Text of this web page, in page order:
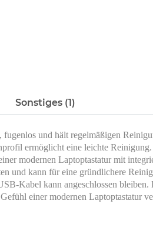
Sonstiges (1)
und hält regelmäßigen
ermöglicht eine leichte Reinigung.
modernen Laptoptastatur mit
und kann für eine gründlichere
Kabel kann angeschlossen
einer modernen Laptoptastatur